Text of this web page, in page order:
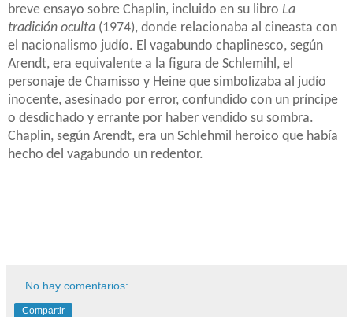
breve ensayo sobre Chaplin, incluido en su libro La
tradición oculta (1974), donde relacionaba al cineasta con
el nacionalismo judío. El vagabundo chaplinesco, según
Arendt, era equivalente a la figura de Schlemihl, el
personaje de Chamisso y Heine que simbolizaba al judío
inocente, asesinado por error, confundido con un príncipe
o desdichado y errante por haber vendido su sombra.
Chaplin, según Arendt, era un Schlehmil heroico que había
hecho del vagabundo un redentor.
No hay comentarios:
Compartir